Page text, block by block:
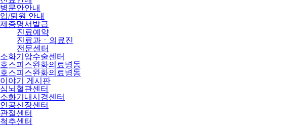
병문안안내
입/퇴원 안내
제증명서발급
진료예약
진료과ㆍ의료진
전문센터
소화기암수술센터
호스피스완화의료병동
호스피스완화의료병동
이야기 게시판
심뇌혈관센터
소화기내시경센터
인공신장센터
관절센터
척추센터